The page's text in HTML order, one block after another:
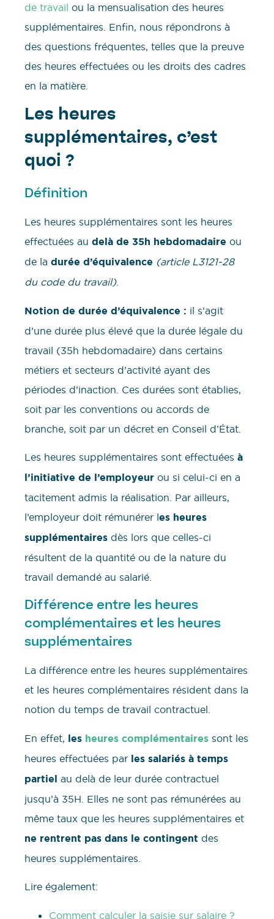
de travail ou la mensualisation des heures
supplémentaires. Enfin, nous répondrons à
des questions fréquentes, telles que la preuve
des heures effectuées ou les droits des cadres
en la matière.
Les heures
supplémentaires, c’est
quoi ?
Définition
Les heures supplémentaires sont les heures
effectuées au delà de 35h hebdomadaire ou
de la durée d’équivalence (article L3121-28
du code du travail).
Notion de durée d’équivalence : il s’agit
d’une durée plus élevé que la durée légale du
travail (35h hebdomadaire) dans certains
métiers et secteurs d’activité ayant des
périodes d’inaction. Ces durées sont établies,
soit par les conventions ou accords de
branche, soit par un décret en Conseil d’État.
Les heures supplémentaires sont effectuées à
l’initiative de l’employeur ou si celui-ci en a
tacitement admis la réalisation. Par ailleurs,
l’employeur doit rémunérer les heures
supplémentaires dès lors que celles-ci
résultent de la quantité ou de la nature du
travail demandé au salarié.
Différence entre les heures
complémentaires et les heures
supplémentaires
La différence entre les heures supplémentaires
et les heures complémentaires résident dans la
notion du temps de travail contractuel.
En effet, les heures complémentaires sont les
heures effectuées par les salariés à temps
partiel au delà de leur durée contractuel
jusqu’à 35H. Elles ne sont pas rémunérées au
même taux que les heures supplémentaires et
ne rentrent pas dans le contingent des
heures supplémentaires.
Lire également:
Comment calculer la saisie sur salaire ?